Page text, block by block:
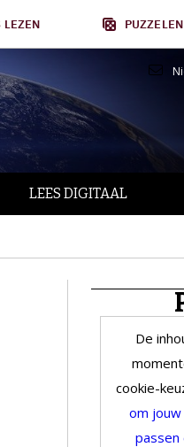
PUZZELEN
LEES DIGITAAL
De
cookie-
om
passen